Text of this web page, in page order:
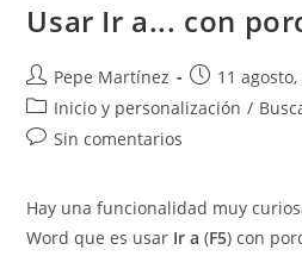
Usar Ir a... con
Autor
de
la
entrada:
Pepe Martínez
Publicación
de
11
Categoría
de
Inicio y personalización /
Comentarios
entrada:
Sin comentarios
Hay una funcionalidad muy
Word que es usar Ir a (F5) con